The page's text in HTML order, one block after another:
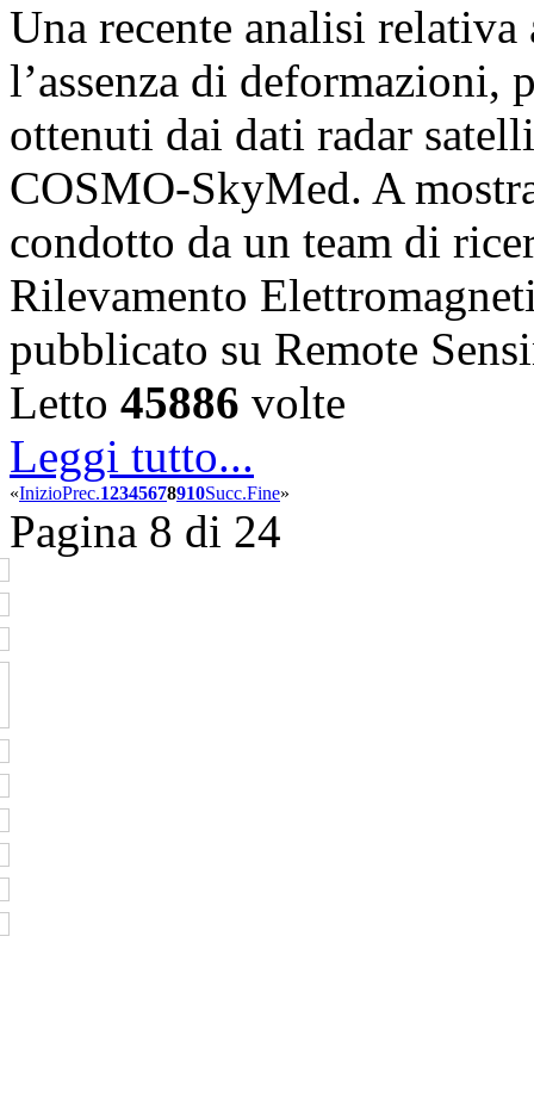
Una recente analisi
l’assenza di
ottenuti dai dati radar
COSMO-SkyMed. A
condotto da un team di
Rilevamento
pubblicato su Remote
Letto 45886 volte
Leggi tutto...
«InizioPrec.12345678910Succ.Fine»
Pagina 8 di 24